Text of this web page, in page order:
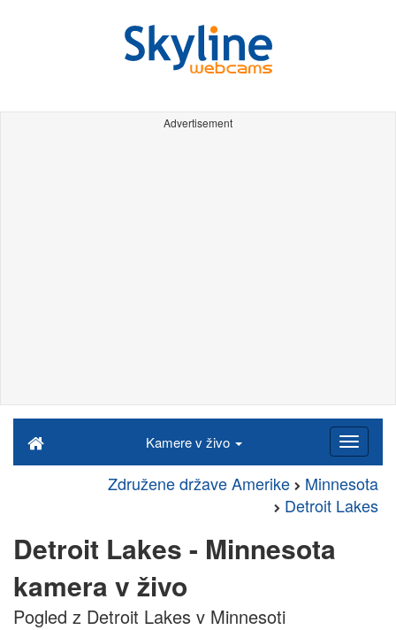
Advertisement
Kamere v živo
Združene države Amerike
Minnesota
Detroit Lakes
Detroit Lakes - Minnesota
kamera v živo
Pogled z Detroit Lakes v Minnesoti